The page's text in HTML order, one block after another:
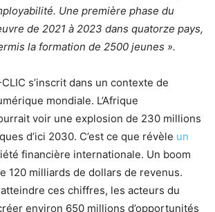
Une première phase du
de 2021 à 2023 dans quatorze pays,
la formation de 2500 jeunes ».
s’inscrit dans un contexte de
mondiale. L’Afrique
voir une explosion de 230 millions
d’ici 2030. C’est ce que révèle un
financière internationale. Un boom
120 milliards de dollars de revenus.
ces chiffres, les acteurs du
environ 650 millions d’opportunités